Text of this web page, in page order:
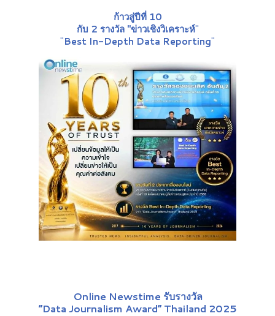
ก้าวสู่ปีที่ 10
กับ 2 รางวัล "ข่าวเชิงวิเคราะห์"
"Best In-Depth Data Reporting"
Online Newstime รับรางวัล
“Data Journalism Award” Thailand 2025